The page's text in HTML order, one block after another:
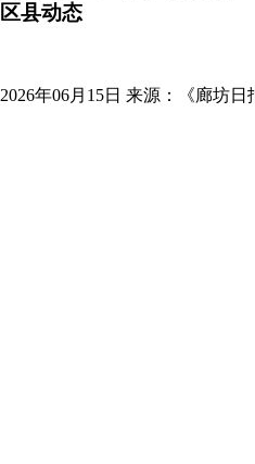
区县动态
2026年06月15日 来源：《廊坊日